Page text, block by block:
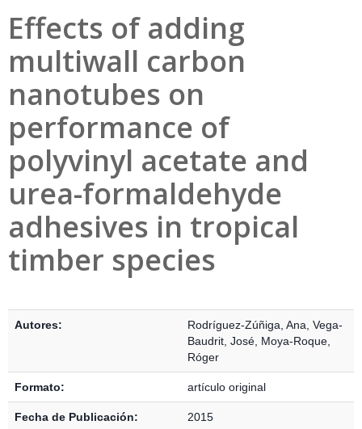
Effects of adding
multiwall carbon
nanotubes on
performance of
polyvinyl acetate and
urea-formaldehyde
adhesives in tropical
timber species
Autores: Rodríguez-Zúñiga, Ana Vega-
Baudrit, José Moya-Roque,
Róger
Formato: artículo original
Fecha de Publicación: 2015